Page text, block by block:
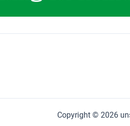
Copyright © 2026